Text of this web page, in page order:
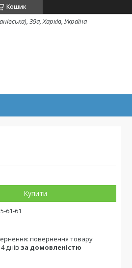
Кошик
39а, Харків, Україна
Купити
61-61
повернення товару
днів за домовленістю